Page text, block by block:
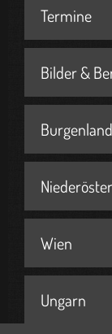
Termine
Bilder &
Burgenland
Wien
Ungarn